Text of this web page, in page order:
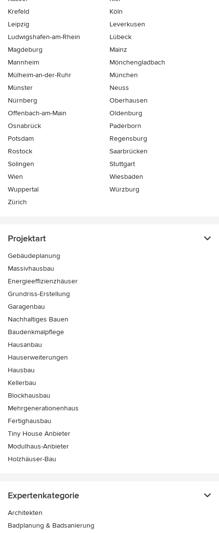
Krefeld
Köln
Leipzig
Leverkusen
Ludwigshafen-am-Rhein
Lübeck
Magdeburg
Mainz
Mannheim
Mönchen­gladbach
Mülheim-an-der-Ruhr
München
Münster
Neuss
Nürnberg
Oberhausen
Offenbach-am-Main
Oldenburg
Osnabrück
Paderborn
Potsdam
Regensburg
Rostock
Saarbrücken
Solingen
Stuttgart
Wien
Wiesbaden
Wuppertal
Würzburg
Zürich
Projektart
Gebäudeplanung
Massivhausbau
Energieeffizienzhäuser
Grundriss-Erstellung
Garagenbau
Nachhaltiges Bauen
Baudenkmalpflege
Hausanbau
Hauserweiterungen
Hausbau
Kellerbau
Blockhausbau
Mehrgenerationenhaus
Fertighausbau
Tiny House Anbieter
Modulhaus-Anbieter
Holzhäuser-Bau
Expertenkategorie
Architekten
Badplanung & Badsanierung